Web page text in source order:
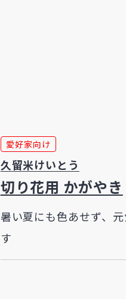
愛好家向け
久留米けいとう
切り花用 かがやき
暑い夏にも色あせず、
す